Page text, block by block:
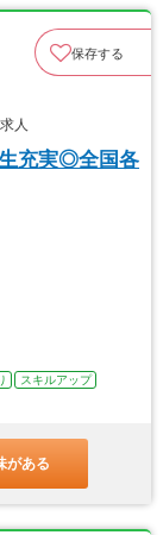
保存する
人
生充実◎全国各
スキルアップ
がある